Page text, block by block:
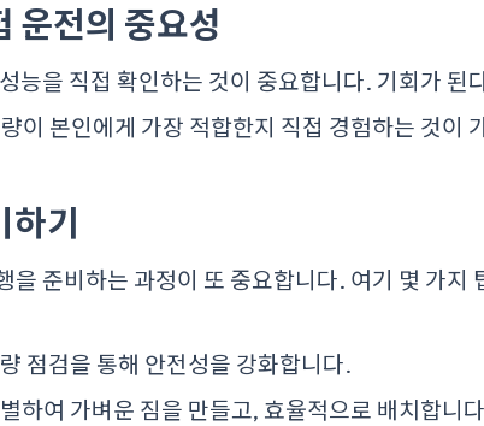
운전의 중요성
능을 직접 확인하는 것이 중요합니다. 기회가 된
이 본인에게 가장 적합한지 직접 경험하는 것이
하기
을 준비하는 과정이 또 중요합니다. 여기 몇 가지
점검을 통해 안전성을 강화합니다.
하여 가벼운 짐을 만들고, 효율적으로 배치합니